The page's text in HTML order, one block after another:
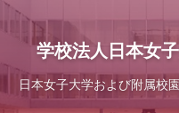
学校法人日本女
日本女子大学および附属校